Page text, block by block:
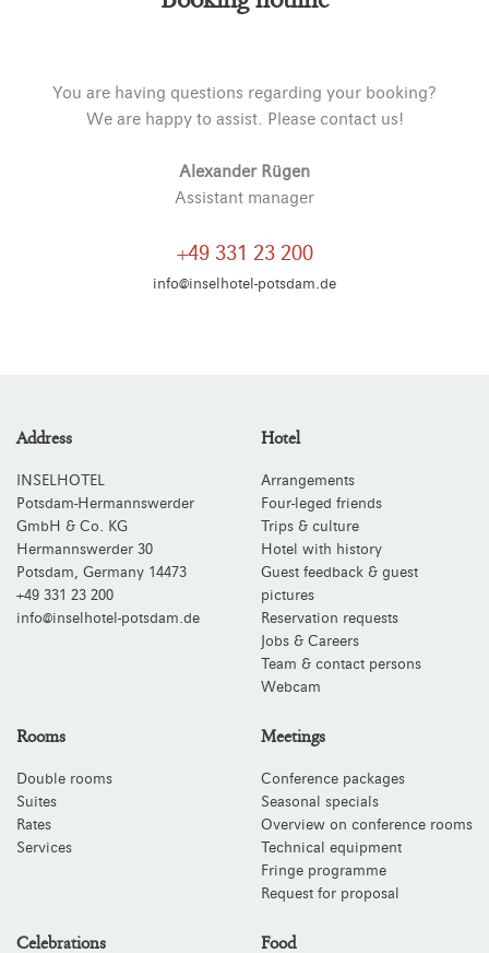
You are having questions regarding your booking?
We are happy to assist. Please contact us!
Alexander Rügen
Assistant manager
+49 331 23 200
info@inselhotel-potsdam.de
Address
INSELHOTEL
Potsdam-Hermannswerder
GmbH & Co. KG
Hermannswerder 30
Potsdam, Germany 14473
+49 331 23 200
info@inselhotel-potsdam.de
Hotel
Arrangements
Four-leged friends
Trips & culture
Hotel with history
Guest feedback & guest
pictures
Reservation requests
Jobs & Careers
Team & contact persons
Webcam
Rooms
Double rooms
Suites
Rates
Services
Meetings
Conference packages
Seasonal specials
Overview on conference rooms
Technical equipment
Fringe programme
Request for proposal
Celebrations Food